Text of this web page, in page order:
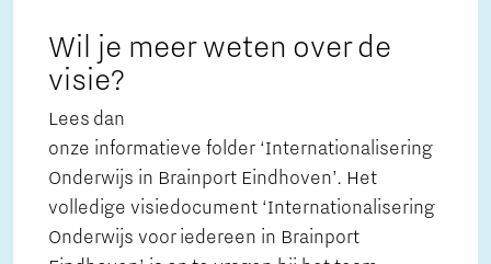
Wil je meer weten over de
visie?
Lees dan
onze informatieve folder ‘Internationalisering
Onderwijs in Brainport Eindhoven’. Het
volledige visiedocument ‘Internationalisering
Onderwijs voor iedereen in Brainport